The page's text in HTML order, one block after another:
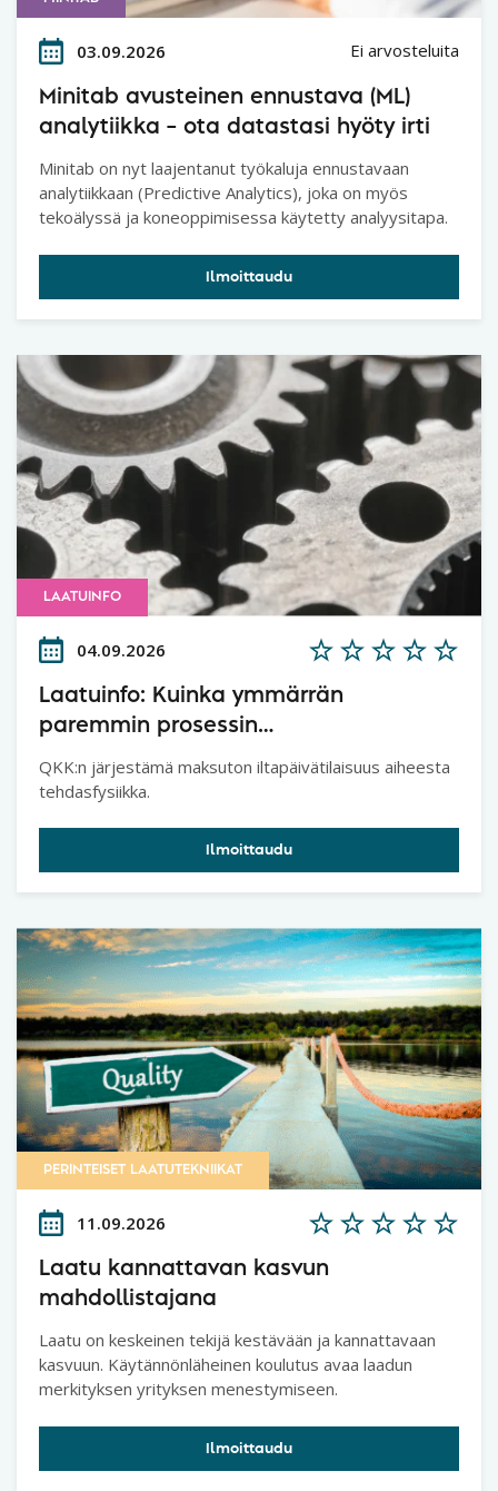
03.09.2026 Ei arvosteluita
Minitab avusteinen ennustava (ML)
analytiikka – ota datastasi hyöty irti
Minitab on nyt laajentanut työkaluja ennustavaan
analytiikkaan (Predictive Analytics), joka on myös
tekoälyssä ja koneoppimisessa käytetty analyysitapa.
Ilmoittaudu
LAATUINFO
04.09.2026
Laatuinfo: Kuinka ymmärrän
paremmin prosessin
lainalaisuudet – Tehdasfysiikka
QKK:n järjestämä maksuton iltapäivätilaisuus aiheesta
tehdasfysiikka.
Ilmoittaudu
PERINTEISET LAATUTEKNIIKAT
11.09.2026
Laatu kannattavan kasvun
mahdollistajana
Laatu on keskeinen tekijä kestävään ja kannattavaan
kasvuun. Käytännönläheinen koulutus avaa laadun
merkityksen yrityksen menestymiseen.
Ilmoittaudu